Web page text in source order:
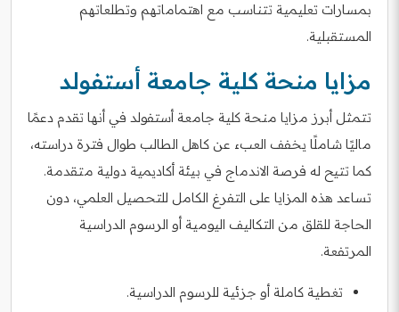
بمسارات تعليمية تتناسب مع اهتماماتهم وتطلعاتهم
المستقبلية.
مزايا منحة كلية جامعة أستفولد
تتمثل أبرز مزايا منحة كلية جامعة أستفولد في أنها تقدم دعمًا
ماليًا شاملًا يخفف العبء عن كاهل الطالب طوال فترة دراسته،
كما تتيح له فرصة الاندماج في بيئة أكاديمية دولية متقدمة.
تساعد هذه المزايا على التفرغ الكامل للتحصيل العلمي، دون
الحاجة للقلق من التكاليف اليومية أو الرسوم الدراسية
المرتفعة.
تغطية كاملة أو جزئية للرسوم الدراسية.